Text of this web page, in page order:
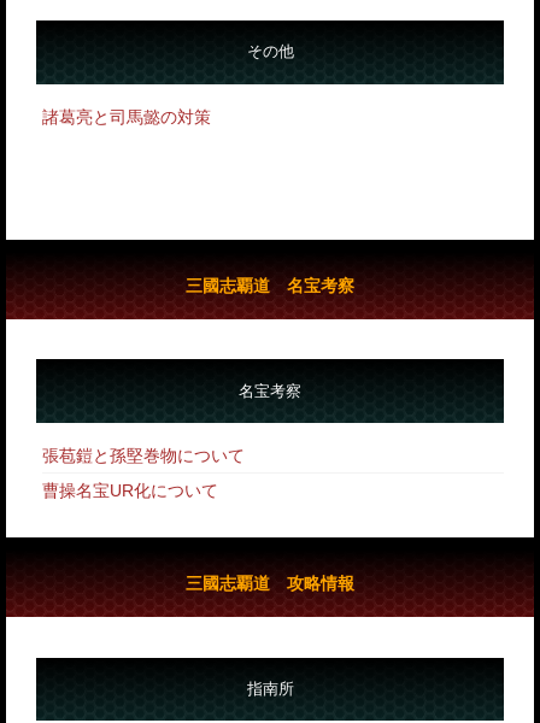
その他
諸葛亮と司馬懿の対策
三國志覇道 名宝考察
名宝考察
張苞鎧と孫堅巻物について
曹操名宝UR化について
三國志覇道 攻略情報
指南所